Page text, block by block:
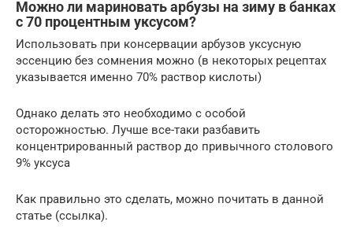
Можно ли мариновать арбузы на зиму в банках
с 70 процентным уксусом?
Использовать при консервации арбузов уксусную
эссенцию без сомнения можно (в некоторых рецептах
указывается именно 70% раствор кислоты)
Однако делать это необходимо с особой
осторожностью. Лучше все-таки разбавить
концентрированный раствор до привычного столового
9% уксуса
Как правильно это сделать, можно почитать в данной
статье (ссылка).